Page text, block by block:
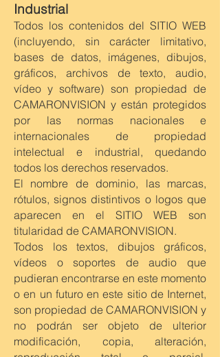
Industrial
Todos los contenidos del SITIO WEB
(incluyendo, sin carácter limitativo,
bases de datos, imágenes, dibujos,
gráficos, archivos de texto, audio,
vídeo y software) son propiedad de
CAMARONVISION y están protegidos
por las normas nacionales e
internacionales de propiedad
intelectual e industrial, quedando
todos los derechos reservados.
El nombre de dominio, las marcas,
rótulos, signos distintivos o logos que
aparecen en el SITIO WEB son
titularidad de CAMARONVISION.
Todos los textos, dibujos gráficos,
vídeos o soportes de audio que
pudieran encontrarse en este momento
o en un futuro en este sitio de Internet,
son propiedad de CAMARONVISION y
no podrán ser objeto de ulterior
modificación, copia, alteración,